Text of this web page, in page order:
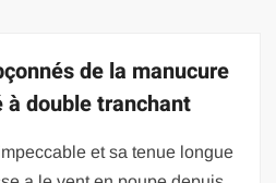
de la manucure
à double tranchant
et sa tenue longue